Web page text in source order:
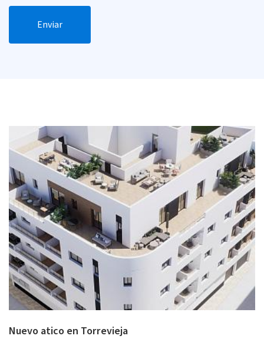
Enviar
Nuevo atico en Torrevieja